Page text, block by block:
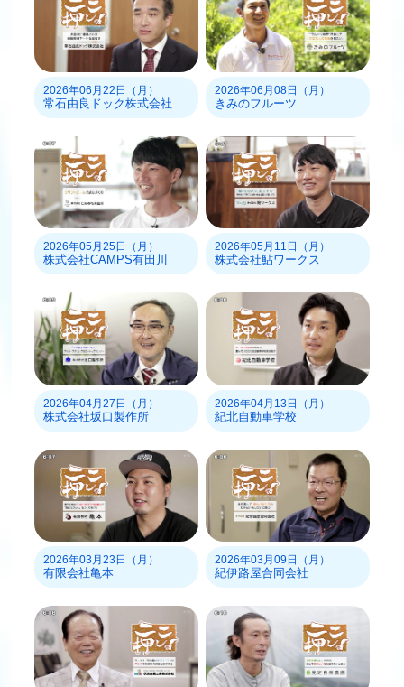
2026年06月22日（月）
常石由良ドック株式会社
2026年06月08日（月）
きみのフルーツ
2026年05月25日（月）
株式会社CAMPS有田川
2026年05月11日（月）
株式会社鮎ワークス
2026年04月27日（月）
株式会社坂口製作所
2026年04月13日（月）
紀北自動車学校
2026年03月23日（月）
有限会社亀本
2026年03月09日（月）
紀伊路屋合同会社